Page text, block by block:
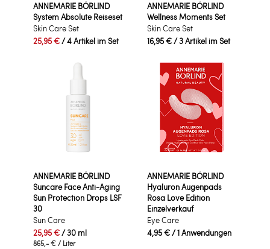
ANNEMARIE BÖRLIND
System Absolute Reiseset
Skin Care Set
25,95 €/ 4 Artikel im Set
ANNEMARIE BÖRLIND
Wellness Moments Set
Skin Care Set
16,95 €/ 3 Artikel im Set
ANNEMARIE BÖRLIND
Suncare Face Anti-Aging
Sun Protection Drops LSF
30
Sun Care
25,95 €/ 30 ml
865,- € / Liter
ANNEMARIE BÖRLIND
Hyaluron Augenpads
Rosa Love Edition
Einzelverkauf
Eye Care
4,95 €/ 1 Anwendungen